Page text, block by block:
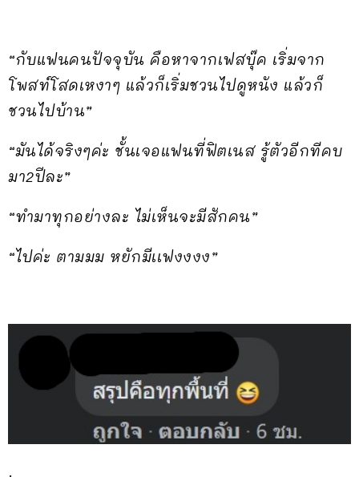
“กับแฟนคนปัจจุบัน คือหาจากเฟสบุ๊ค เริ่มจาก
โพสท์โสดเหงาๆ แล้วก็เริ่มชวนไปดูหนัง แล้วก็
ชวนไปบ้าน”
“มันได้จริงๆค่ะ ชั้นเจอแฟนที่ฟิตเนส รู้ตัวอีกทีคบ
มา2ปีละ”
“ทำมาทุกอย่างละ ไม่เห็นจะมีสักคน”
“ไปค่ะ ตามมม หยักมีเเฟงงงง”
.